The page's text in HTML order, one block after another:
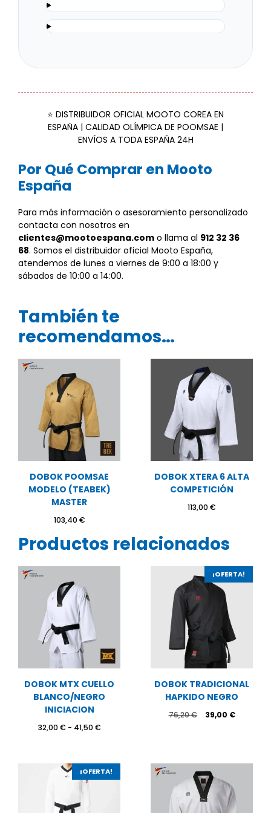
⭐ DISTRIBUIDOR OFICIAL MOOTO COREA EN
ESPAÑA | CALIDAD OLÍMPICA DE POOMSAE |
ENVÍOS A TODA ESPAÑA 24H
Por Qué Comprar en Mooto
España
Para más información o asesoramiento personalizado
contacta con nosotros en
clientes@mootoespana.com o llama al 912 32 36
68. Somos el distribuidor oficial Mooto España,
atendemos de lunes a viernes de 9:00 a 18:00 y
sábados de 10:00 a 14:00.
También te
recomendamos…
DOBOK POOMSAE
MODELO (TEABEK)
MASTER
103,40 €
DOBOK XTERA 6 ALTA
COMPETICIÓN
113,00 €
Productos relacionados
DOBOK MTX CUELLO
BLANCO/NEGRO
INICIACION
32,00 € - 41,50 €Rango
32,00 €
hasta
¡OFERTA!
DOBOK TRADICIONAL
HAPKIDO NEGRO
76,20€
El
39,00 €El
¡OFERTA!